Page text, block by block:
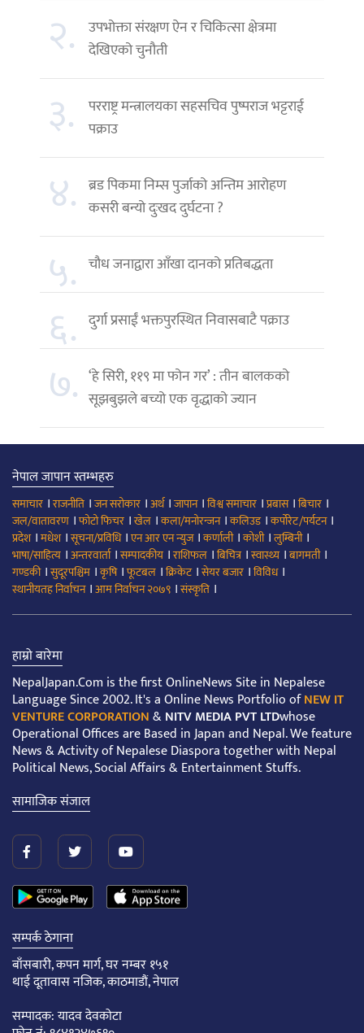
२. उपभोक्ता संरक्षण ऐन र चिकित्सा क्षेत्रमा
देखिएको चुनौती
३.
परराष्ट्र मन्त्रालयका सहसचिव पुष्पराज भट्टराई
पक्राउ
४. ब्रड पिकमा निम्स पुर्जाको अन्तिम आरोहण
कसरी बन्यो दुःखद दुर्घटना ?
५. चौध जनाद्वारा आँखा दानको प्रतिबद्धता
६. दुर्गा प्रसाईं भक्तपुरस्थित निवासबाटै पक्राउ
७. ‘हे सिरी, ११९ मा फोन गर’ : तीन बालकको
सूझबुझले बच्यो एक वृद्धाको ज्यान
नेपाल जापान स्तम्भहरु
समाचार ।राजनीति ।जन सरोकार ।अर्थ।जापान।विश्व समाचार ।प्रबास।बिचार ।
जल/वातावरण ।फोटो फिचर ।खेल ।कला/मनोरन्जन।कलिउड।कर्पोरेट/पर्यटन।
प्रदेश।मधेश।सूचना/प्रविधि।एन आर एन न्युज।कर्णाली।कोशी।लुम्बिनी।
भाषा/साहित्य ।अन्तरवार्ता।सम्पादकीय ।राशिफल ।बिचित्र।स्वास्थ्य ।बागमती।
गण्डकी।सुदूरपश्चिम ।कृषि।फूटबल ।क्रिकेट।सेयर बजार ।विविध।
स्थानीयतह निर्वाचन।आम निर्वाचन २०७९ ।संस्कृति ।
हाम्रो बारेमा
NepalJapan.Com is the first OnlineNews Site in Nepalese
Language Since 2002. It's a Online News Portfolio ofNEW IT
VENTURE CORPORATION&NITV MEDIA PVT LTDwhose
Operational Offices are Based in Japan and Nepal. We feature
News & Activity of Nepalese Diaspora together with Nepal
Political News, Social Affairs & Entertainment Stuffs.
सामाजिक संजाल
सम्पर्क ठेगाना
बाँसबारी, कपन मार्ग, घर नम्बर १५१
थाई दूतावास नजिक, काठमाडौं, नेपाल
सम्पादक: यादव देवकोटा